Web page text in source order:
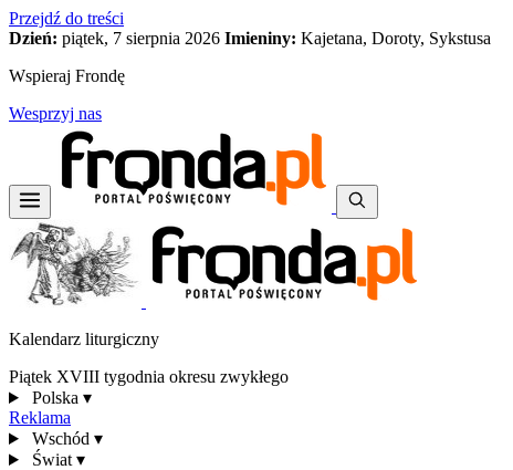
Przejdź do treści
Dzień: piątek, 7 sierpnia 2026 Imieniny: Kajetana, Doroty, Sykstusa
Wspieraj Frondę
Wesprzyj nas
Kalendarz liturgiczny
Piątek XVIII tygodnia okresu zwykłego
Polska ▾
Reklama
Wschód ▾
Świat ▾